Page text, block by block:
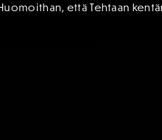
että Tehtaan